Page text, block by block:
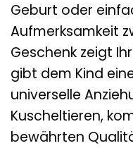
Geburt oder
Aufmerksamkeit
Geschenk zeigt
gibt dem Kind
universelle
Kuscheltieren,
bewährten